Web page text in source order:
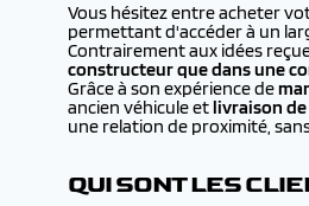
Vous hésitez entre acheter
permettant d'accéder à un
Contrairement aux idées
constructeur que dans une
Grâce à son expérience de
ancien véhicule etlivraison
une relation de proximité,
QUI SONT LES